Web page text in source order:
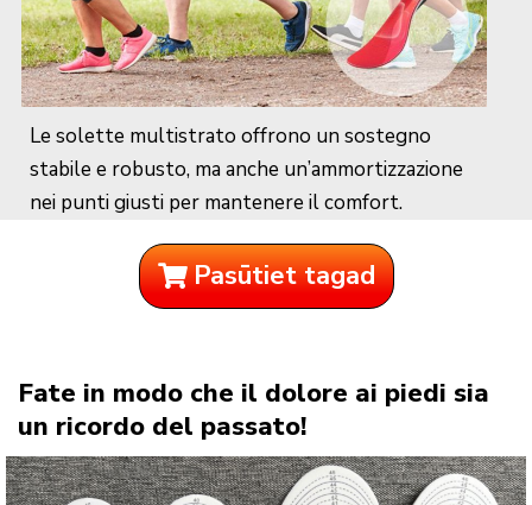
Le solette multistrato offrono un sostegno
stabile e robusto, ma anche un’ammortizzazione
nei punti giusti per mantenere il comfort.
Pasūtiet tagad
Fate in modo che il dolore ai piedi sia
un ricordo del passato!